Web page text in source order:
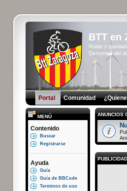
BTT en
Rutas y
Demonios del
Portal Comunidad
MENÚ
Contenido
Buscar
Registrarse
Ayuda
Guía
Guía de BBCode
Terminos de uso
ANUNCIOS
PUBLICIDAD